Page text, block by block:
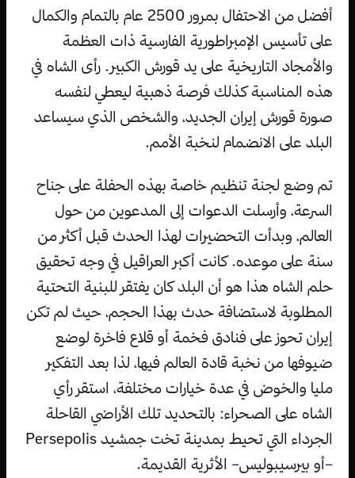
أفضل من الاحتفال بمرور 2500 عام بالتمام والكمال
على تأسيس الإمبراطورية الفارسية ذات العظمة
والأمجاد التاريخية على يد قورش الكبير. رأى الشاه في
هذه المناسبة كذلك فرصة ذهبية ليعطي لنفسه
صورة قورش إيران الجديد، والشخص الذي سيساعد
البلد على الانضمام لنخبة الأمم.
تم وضع لجنة تنظيم خاصة بهذه الحفلة على جناح
السرعة، وأرسلت الدعوات إلى المدعوين من حول
العالم، وبدأت التحضيرات لهذا الحدث قبل أكثر من
سنة على موعده. كانت أكبر العراقيل في وجه تحقيق
حلم الشاه هذا هو أن البلد كان يفتقر للبنية التحتية
المطلوبة لاستضافة حدث بهذا الحجم، حيث لم تكن
إيران تحوز على فنادق فخمة أو قلاع فاخرة لوضع
ضيوفها من نخبة قادة العالم فيها، لذا بعد التفكير
مليا والخوض في عدة خيارات مختلفة، استقر رأي
الشاه على الصحراء: بالتحديد تلك الأراضي القاحلة
الجرداء التي تحيط بمدينة تخت جمشيد Persepolis
–أو بيرسيبوليس– الأثرية القديمة.